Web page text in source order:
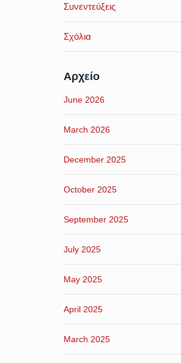
Συνεντεύξεις
Σχόλια
Αρχείο
June 2026
March 2026
December 2025
October 2025
September 2025
July 2025
May 2025
April 2025
March 2025